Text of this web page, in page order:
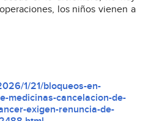
los niños vienen a
1/21/bloqueos-en-
medicinas-cancelacion-de-
exigen-renuncia-de-